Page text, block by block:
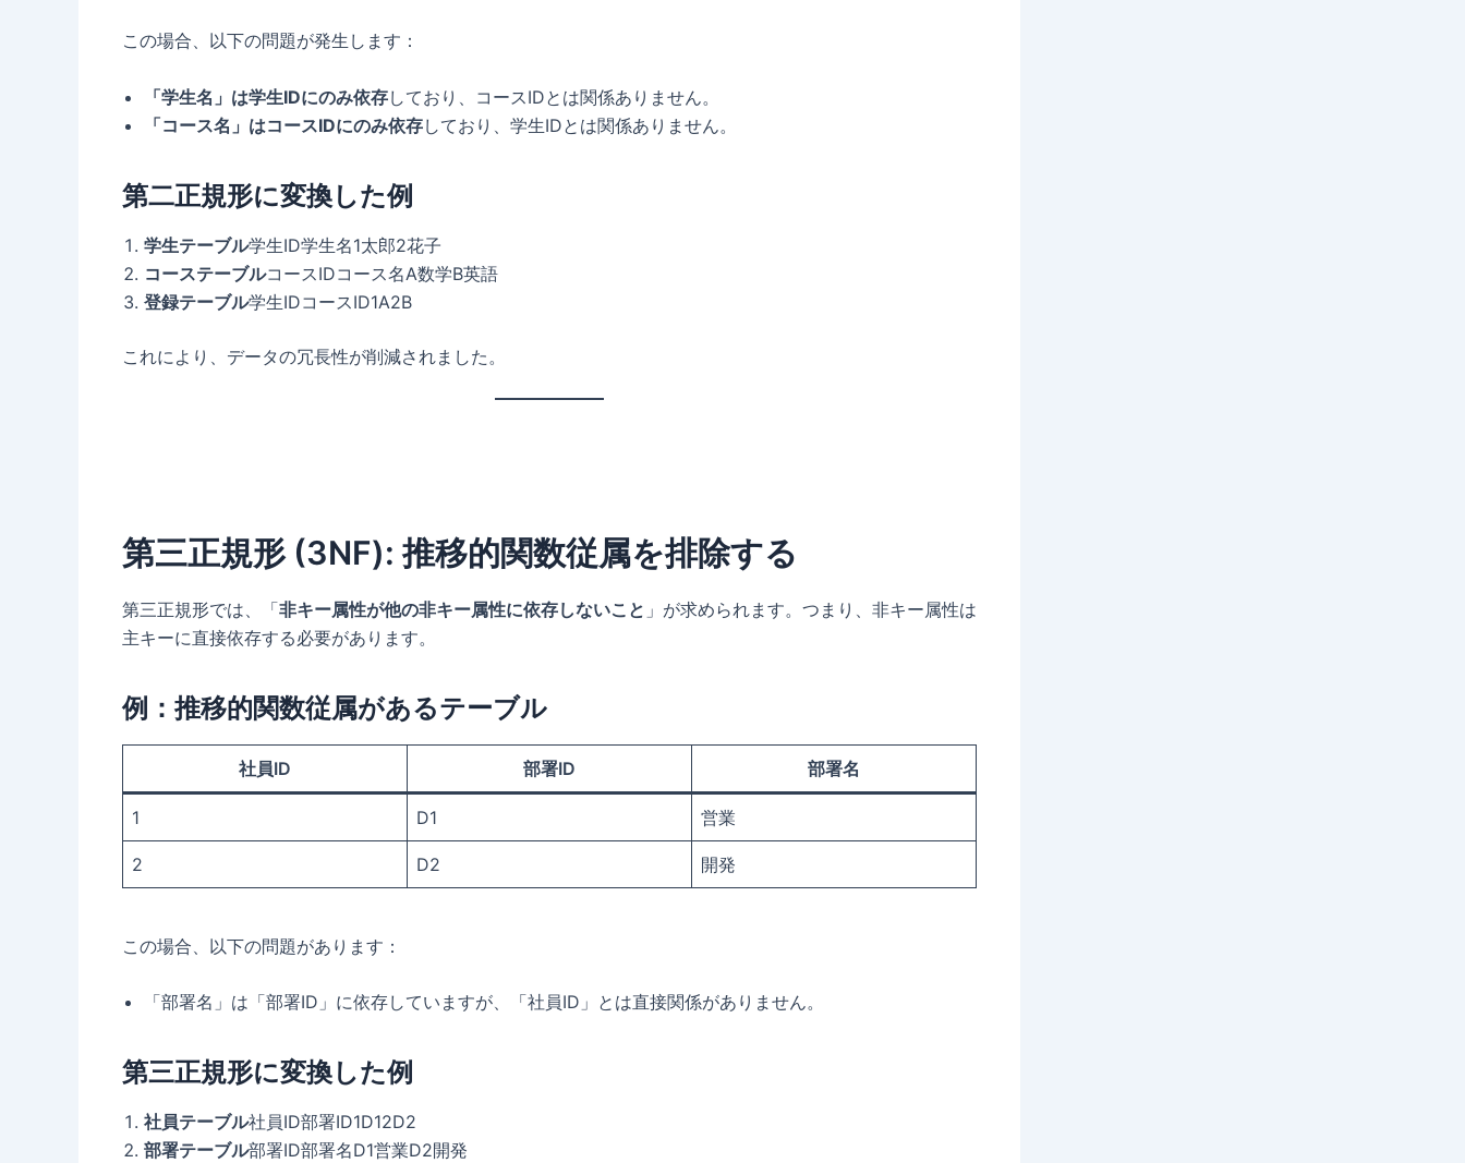
この場合、以下の問題が発生します：
「学生名」は学生IDにのみ依存しており、コースIDとは関係ありません。
「コース名」はコースIDにのみ依存しており、学生IDとは関係ありません。
第二正規形に変換した例
学生テーブル学生ID学生名1太郎2花子
コーステーブルコースIDコース名A数学B英語
登録テーブル学生IDコースID1A2B
これにより、データの冗長性が削減されました。
第三正規形 (3NF):推移的関数従属を排除する
第三正規形では、「非キー属性が他の非キー属性に依存しないこと 」が求められます。つまり、非キー属性は
主キーに直接依存する必要があります。
例：推移的関数従属があるテーブル
社員ID 部署ID 部署名
1 D1 営業
2 D2 開発
この場合、以下の問題があります：
「部署名」は「部署ID」に依存していますが、「社員ID」とは直接関係がありません。
第三正規形に変換した例
社員テーブル社員ID部署ID1D12D2
部署テーブル部署ID部署名D1営業D2開発